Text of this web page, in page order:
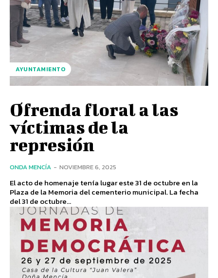
AYUNTAMIENTO
Ofrenda floral a las
víctimas de la
represión
ONDA MENCÍA - NOVIEMBRE 6, 2025
El acto de homenaje tenía lugar este 31 de octubre en la
Plaza de la Memoria del cementerio municipal. La fecha
del 31 de octubre...